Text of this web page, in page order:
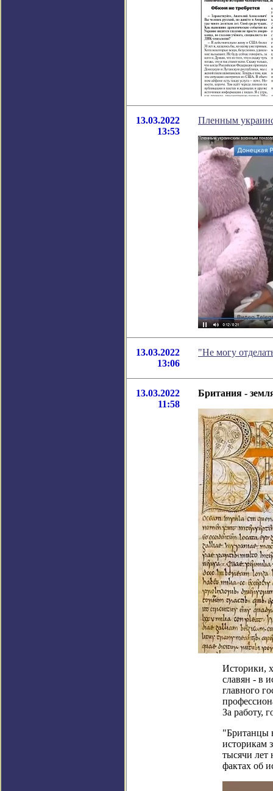
13.03.2022
13:53
Пленным
13.03.2022
13:06
"Не могу
13.03.2022
11:58
Британия -
Историки,
славян - в
главного
За работу,
"Британцы
историкам
тысячи лет
фактах об